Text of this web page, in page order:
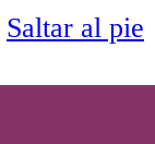
Saltar al pie